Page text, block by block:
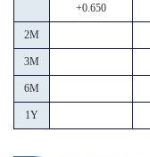
+0.650
2M
3M
6M
1Y